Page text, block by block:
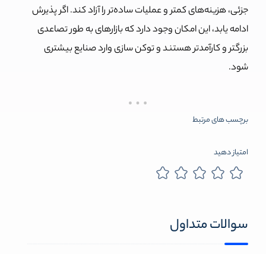
جزئی، هزینه‌های کمتر و عملیات ساده‌تر را آزاد کند. اگر پذیرش
ادامه یابد، این امکان وجود دارد که بازارهای به طور تصاعدی
بزرگتر و کارآمدتر هستند و توکن سازی وارد صنایع بیشتری
شود.
برچسب های مرتبط
امتیاز دهید
سوالات متداول